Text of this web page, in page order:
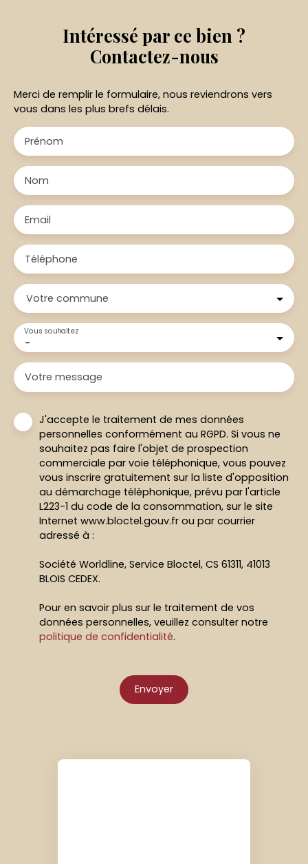
Intéressé par ce bien ?
Contactez-nous
Merci de remplir le formulaire, nous reviendrons vers
vous dans les plus brefs délais.
Prénom
Nom
Email
Téléphone
Votre commune
-
Vous souhaitez
Votre message
J'accepte le traitement de mes données
personnelles conformément au RGPD. Si vous ne
souhaitez pas faire l'objet de prospection
commerciale par voie téléphonique, vous pouvez
vous inscrire gratuitement sur la liste d'opposition
au démarchage téléphonique, prévu par l'article
L223-1 du code de la consommation, sur le site
Internet www.bloctel.gouv.fr ou par courrier
adressé à :
Société Worldline, Service Bloctel, CS 61311, 41013
BLOIS CEDEX.
Pour en savoir plus sur le traitement de vos
données personnelles, veuillez consulter notre
politique de confidentialité.
Envoyer